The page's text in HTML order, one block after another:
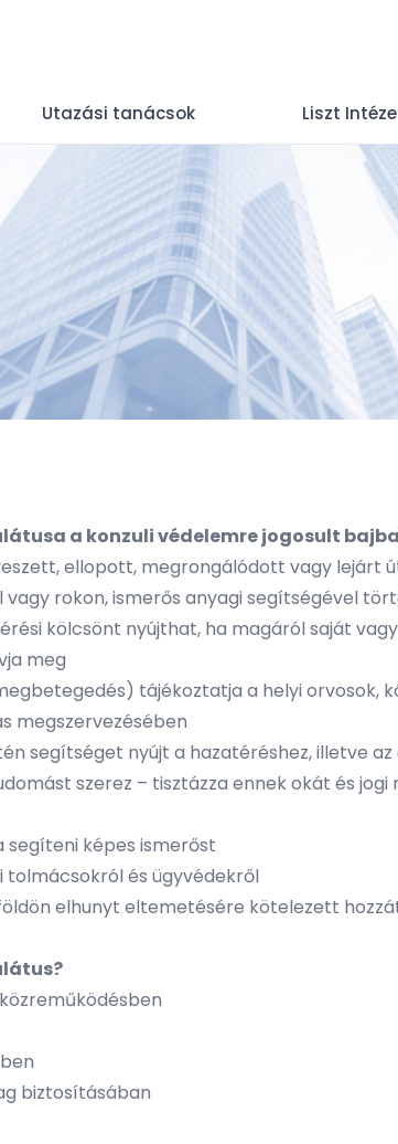
Utazási tanácsok Liszt
a konzuli védelemre jogosult
ellopott, megrongálódott vagy lejárt
rokon, ismerős anyagi segítségével
kölcsönt nyújthat, ha magáról saját
meg
tájékoztatja a helyi orvosok,
megszervezésében
segítséget nyújt a hazatéréshez, illetve
szerez – tisztázza ennek okát és
segíteni képes ismerőst
és ügyvédekről
elhunyt eltemetésére kötelezett
biztosításában